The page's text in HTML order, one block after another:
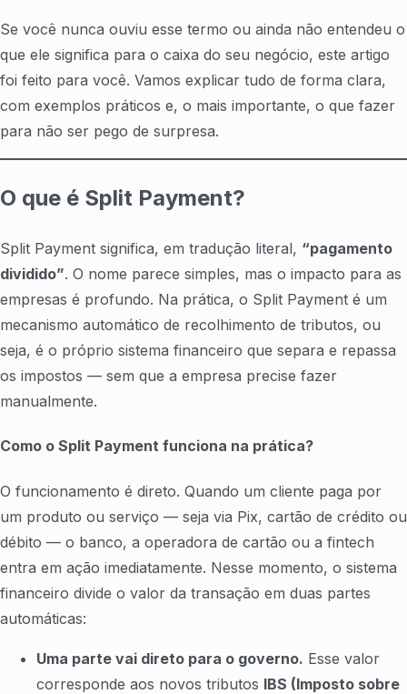
Se você nunca ouviu esse termo ou ainda não entendeu o
que ele significa para o caixa do seu negócio, este artigo
foi feito para você. Vamos explicar tudo de forma clara,
com exemplos práticos e, o mais importante, o que fazer
para não ser pego de surpresa.
O que é Split Payment?
Split Payment significa, em tradução literal, “pagamento
dividido”. O nome parece simples, mas o impacto para as
empresas é profundo. Na prática, o Split Payment é um
mecanismo automático de recolhimento de tributos, ou
seja, é o próprio sistema financeiro que separa e repassa
os impostos — sem que a empresa precise fazer
manualmente.
Como o Split Payment funciona na prática?
O funcionamento é direto. Quando um cliente paga por
um produto ou serviço — seja via Pix, cartão de crédito ou
débito — o banco, a operadora de cartão ou a fintech
entra em ação imediatamente. Nesse momento, o sistema
financeiro divide o valor da transação em duas partes
automáticas:
Uma parte vai direto para o governo. Esse valor
corresponde aos novos tributos IBS (Imposto sobre